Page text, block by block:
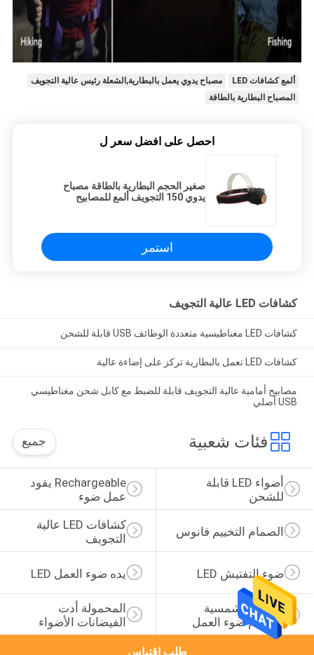
ألمع كشافات LED
مصباح يدوي يعمل بالبطارية,الشعلة رئيس عالية التجويف
المصباح البطارية بالطاقة
احصل على افضل سعر ل
صغير الحجم البطارية بالطاقة مصباح
يدوي 150 التجويف ألمع للمصابيح
استمر
كشافات LED عالية التجويف
كشافات LED مغناطيسية متعددة الوظائف USB قابلة للشحن
كشافات LED تعمل بالبطارية تركز على إضاءة عالية
مصابيح أمامية عالية التجويف قابلة للضبط مع كابل شحن مغناطيسي
USB أصلي
فئات شعبية جميع
Rechargeable يقود
عمل ضوء
أضواء LED قابلة
للشحن
كشافات LED عالية
التجويف
الصمام التخييم فانوس
يده ضوء العمل LED ضوء التفتيش LED
المحمولة أدت
الفيضانات الأضواء
الطاقة الشمسية
الصمام ضوء العمل
طلب اقتباس